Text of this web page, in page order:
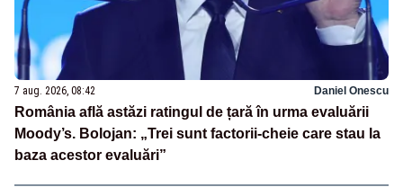
7 aug. 2026, 08:42 Daniel Onescu
România află astăzi ratingul de țară în urma evaluării
Moody’s. Bolojan: „Trei sunt factorii-cheie care stau la
baza acestor evaluări”